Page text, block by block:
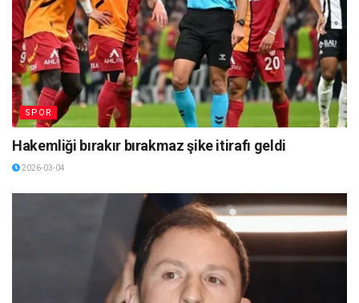
SPOR
Hakemliği bırakır bırakmaz şike itirafı geldi
2026-03-04